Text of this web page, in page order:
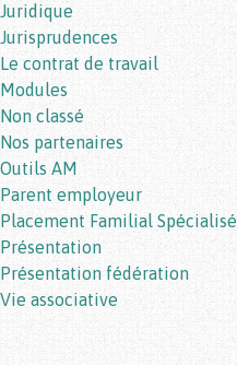
Juridique
Jurisprudences
Le contrat de travail
Modules
Non classé
Nos partenaires
Outils AM
Parent employeur
Placement Familial Spécialisé
Présentation
Présentation fédération
Vie associative